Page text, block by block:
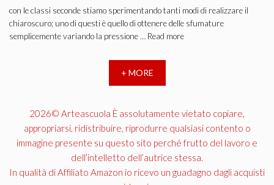
con le classi seconde stiamo sperimentando tanti modi di realizzare il
chiaroscuro; uno di questi è quello di ottenere delle sfumature
semplicemente variando la pressione … Read more
+ MORE
2026© Arteascuola È assolutamente vietato copiare,
appropriarsi, ridistribuire, riprodurre qualsiasi contento o
immagine presente su questo sito perché frutto del lavoro e
dell’intelletto dell’autrice stessa.
In qualità di Affiliato Amazon io ricevo un guadagno dagli acquisti